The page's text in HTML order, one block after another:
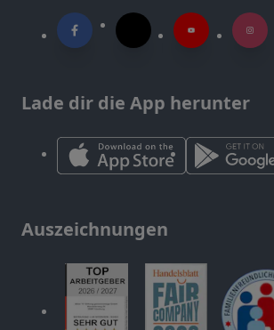
Lade dir die App herunter
Auszeichnungen